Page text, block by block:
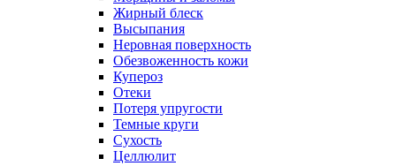
Жирный блеск
Высыпания
Неровная поверхность
Обезвоженность кожи
Купероз
Отеки
Потеря упругости
Темные круги
Сухость
Целлюлит